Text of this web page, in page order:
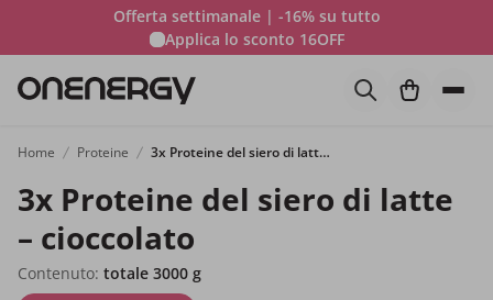
Offerta settimanale | -16% su tutto
Applica lo sconto 16OFF
Home Proteine 3x Proteine del siero di latte – cioccolato
3x Proteine del siero di latte
– cioccolato
Contenuto: totale 3000 g